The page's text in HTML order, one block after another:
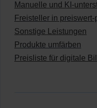
Manuelle und KI-
Freisteller in
Sonstige Leistungen
Produkte umfärben
Preisliste für digitale